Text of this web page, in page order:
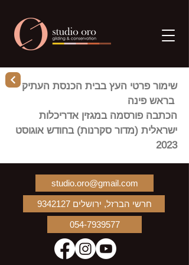
שימור פרטי העץ בבית הכנסת העתיק
בראש פינה
הכתבה פורסמה במגזין אדריכלות
ישראלית (מדור סקרנות) בחודש אוגוסט
2023
studio.oro@gmail.com
חרשי הברזל, ירושלים 9342127
054-7939577